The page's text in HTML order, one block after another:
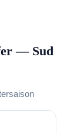
— Sud